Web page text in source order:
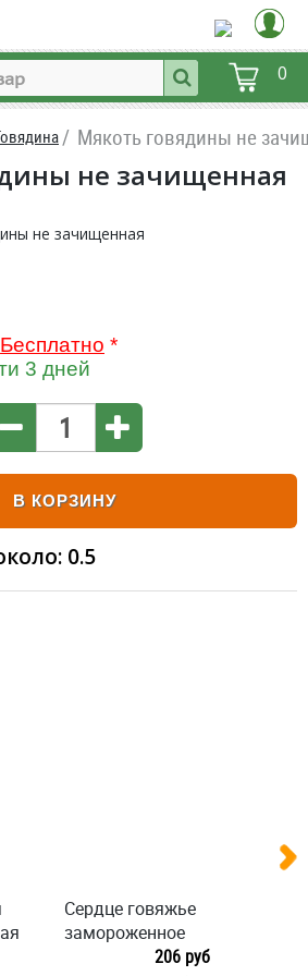
0
Мякоть говядины не
не зачищенная
Бесплатно *
3 дней
В КОРЗИНУ
0.5
Сердце говяжье
замороженное
206 руб